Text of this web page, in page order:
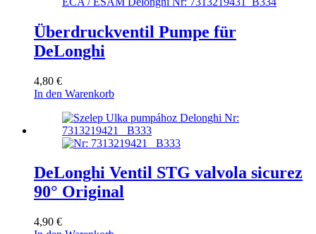
Überdruckventil Pumpe für
DeLonghi
4,80 €
In den Warenkorb
DeLonghi Ventil STG valvola sicurez
90° Original
4,90 €